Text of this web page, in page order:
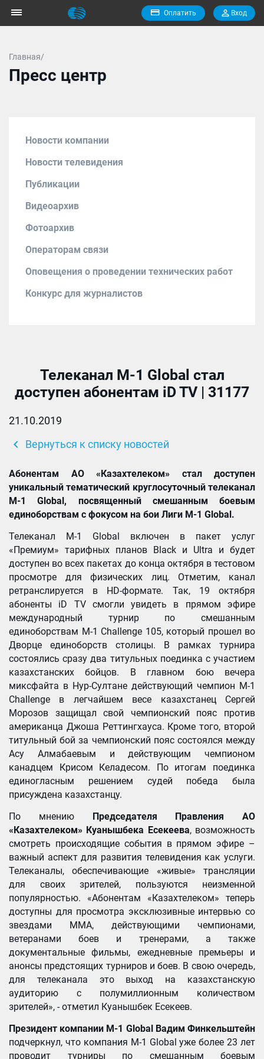
Оплатить Вход
Главная/
Пресс центр
Новости компании
Новости телевидения
Публикации
Видеоархив
Фотоархив
Операторам связи
Оповещения о проведении технических работ
Конкурс для журналистов
Телеканал M-1 Global стал
доступен абонентам iD TV | 31177
21.10.2019
chevron_left Вернуться к списку новостей
Абонентам АО «Казахтелеком» стал доступен
уникальный тематический круглосуточный телеканал
M-1 Global, посвященный смешанным боевым
единоборствам с фокусом на бои Лиги M-1 Global.
Телеканал M-1 Global включен в пакет услуг
«Премиум» тарифных планов Black и Ultra и будет
доступен во всех пакетах до конца октября в тестовом
просмотре для физических лиц.
Отметим, канал
ретранслируется в HD-формате. Так, 19 октября
абоненты iD TV смогли увидеть в прямом эфире
международный турнир по смешанным
единоборствам M-1 Challenge 105, который прошел во
Дворце единоборств столицы. В рамках турнира
состоялись сразу два титульных поединка с участием
казахстанских бойцов. В главном бою вечера
миксфайта в Нур-Султане действующий чемпион M-1
Challenge в легчайшем весе казахстанец Сергей
Морозов защищал свой чемпионский пояс против
американца Джоша Реттингхауса. Кроме того, второй
титульный бой за чемпионский пояс состоялся между
Асу Алмабаевым и действующим чемпионом
канадцем Крисом Келадесом. По итогам поединка
единогласным решением судей победа была
присуждена казахстанцу.
По мнению Председателя Правления АО
«Казахтелеком» Куанышбека Есекеева, возможность
смотреть происходящие события в прямом эфире –
важный аспект для развития телевидения как услуги.
Телеканалы, обеспечивающие «живые» трансляции
для своих зрителей, пользуются неизменной
популярностью. «Абонентам «Казахтелеком» теперь
доступны для просмотра эксклюзивные интервью со
звездами MMA, действующими чемпионами,
ветеранами боев и тренерами, а также
документальные фильмы, ежедневные премьеры и
анонсы предстоящих турниров и боев. В свою очередь,
для телеканала это выход на казахстанскую
аудиторию с полумиллионным количеством
зрителей», - отметил Куанышбек Есекеев.
Президент компании M-1 Global Вадим Финкельштейн
подчеркнул, что компания М-1 Global уже более 23 лет
проводит турниры по смешанным боевым